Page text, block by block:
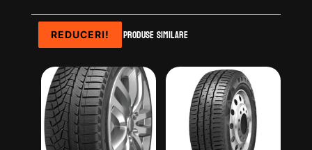
Produse similare
REDUCERI!
REDUCERI!
REDUCERI!
REDUCERI!